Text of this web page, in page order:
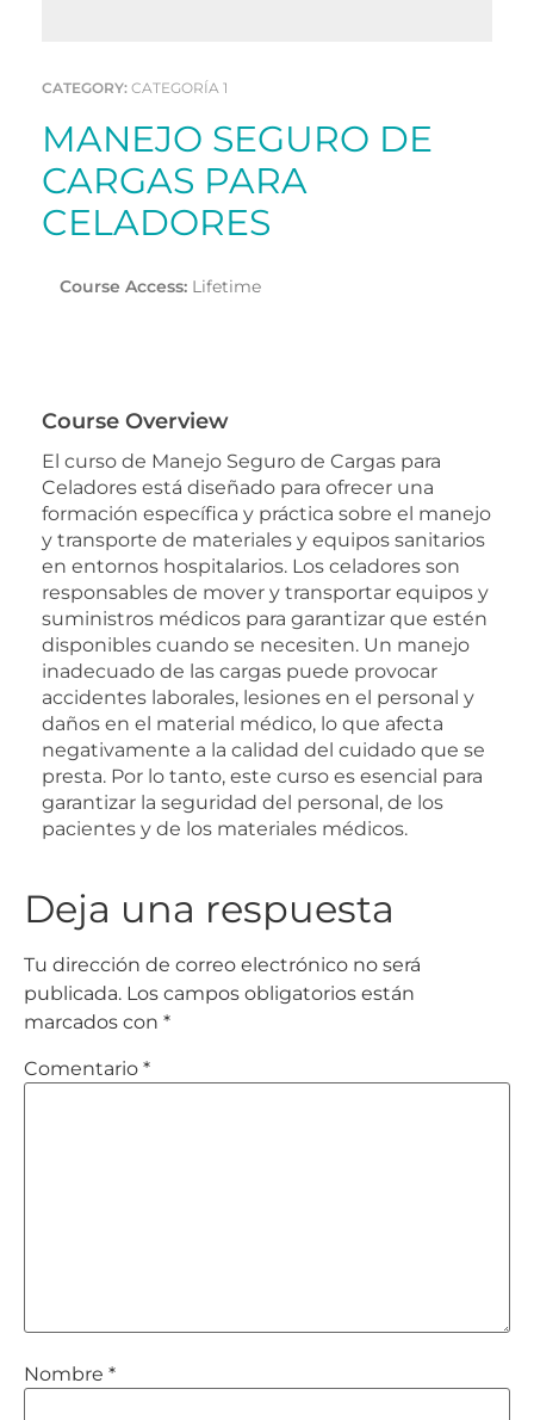
CATEGORY: CATEGORÍA 1
MANEJO SEGURO DE
CARGAS PARA
CELADORES
Course Access: Lifetime
Course Overview
El curso de Manejo Seguro de Cargas para
Celadores está diseñado para ofrecer una
formación específica y práctica sobre el manejo
y transporte de materiales y equipos sanitarios
en entornos hospitalarios. Los celadores son
responsables de mover y transportar equipos y
suministros médicos para garantizar que estén
disponibles cuando se necesiten. Un manejo
inadecuado de las cargas puede provocar
accidentes laborales, lesiones en el personal y
daños en el material médico, lo que afecta
negativamente a la calidad del cuidado que se
presta. Por lo tanto, este curso es esencial para
garantizar la seguridad del personal, de los
pacientes y de los materiales médicos.
Deja una respuesta
Tu dirección de correo electrónico no será
publicada. Los campos obligatorios están
marcados con *
Comentario *
Nombre *